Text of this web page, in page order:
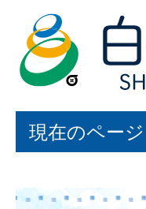
現在のページ